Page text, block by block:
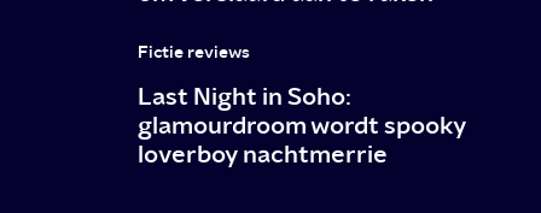
Fictie reviews
Last Night in Soho:
glamourdroom wordt spooky
loverboy nachtmerrie